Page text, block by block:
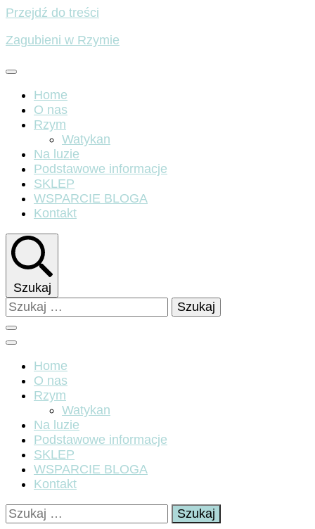
Przejdź do treści
Zagubieni w Rzymie
Home
O nas
Rzym
Watykan
Na luzie
Podstawowe informacje
SKLEP
WSPARCIE BLOGA
Kontakt
Szukaj
Szukaj:
Home
O nas
Rzym
Watykan
Na luzie
Podstawowe informacje
SKLEP
WSPARCIE BLOGA
Kontakt
Szukaj: